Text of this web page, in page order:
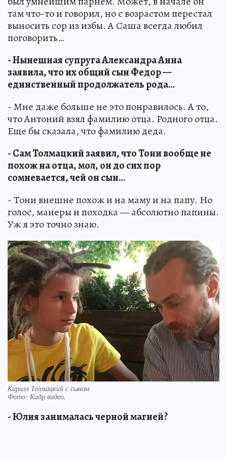
там что-то и говорил, но с возрастом перестал
выносить сор из избы. А Саша всегда любил
поговорить…
- Нынешная супруга Александра Анна
заявила, что их общий сын Федор —
единственный продолжатель рода…
- Мне даже больше не это понравилось. А то,
что Антоний взял фамилию отца. Родного отца.
Еще бы сказала, что фамилию деда.
- Сам Толмацкий заявил, что Тони вообще не
похож на отца, мол, он до сих пор
сомневается, чей он сын…
- Тони внешне похож и на маму и на папу. Но
голос, манеры и походка — абсолютно папины.
Уж я это точно знаю.
Кирилл Толмацкий с сыном.
Фото: Кадр видео.
- Юлия занималась черной магией?